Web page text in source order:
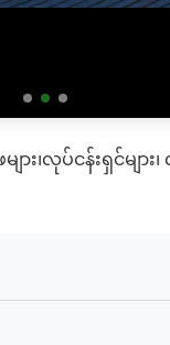
လုပ်ငန်းရှင်များ၊